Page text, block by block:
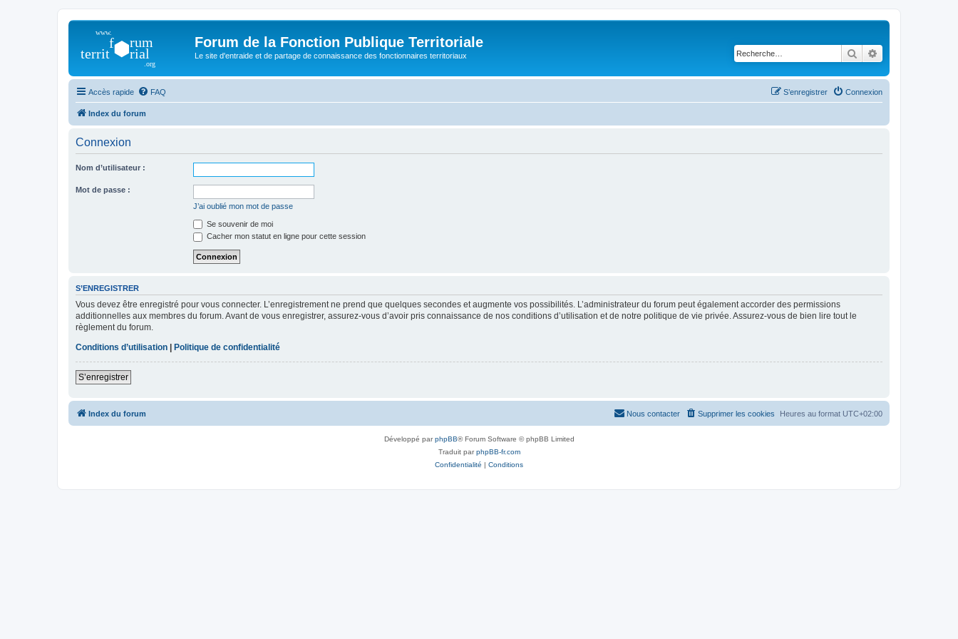
Forum de la Fonction Publique Territoriale
Le site d'entraide et de partage de connaissance des fonctionnaires territoriaux Rechercher
Accès rapide FAQ Connexion
S’enregistrer
Index du forum
Connexion
Nom d’utilisateur :
Mot de passe :
J’ai oublié mon mot de passe
Se souvenir de moi
Cacher mon statut en ligne pour cette session
S’ENREGISTRER
Vous devez être enregistré pour vous connecter. L’enregistrement ne prend que quelques secondes et augmente vos possibilités. L’administrateur du forum peut également accorder des permissions
additionnelles aux membres du forum. Avant de vous enregistrer, assurez-vous d’avoir pris connaissance de nos conditions d’utilisation et de notre politique de vie privée. Assurez-vous de bien lire tout le
règlement du forum.
Conditions d’utilisation
Politique de confidentialité
S’enregistrer
Index du forum Heures au format UTC+02:00
Supprimer les cookies
Nous contacter
Développé parphpBB® Forum Software © phpBB Limited
Traduit parphpBB-fr.com
Confidentialité | Conditions